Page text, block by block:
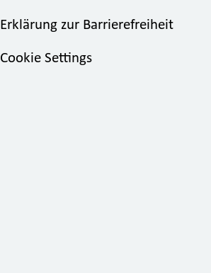
Erklärung zur Barrierefreiheit
Cookie Settings